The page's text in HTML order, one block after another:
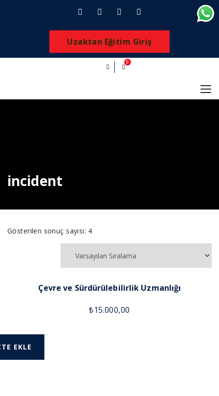
Uzaktan Eğitim Giriş
0
incident
Gösterilen sonuç sayısı: 4
Çevre ve Sürdürülebilirlik Uzmanlığı
₺15.000,00
EKLE